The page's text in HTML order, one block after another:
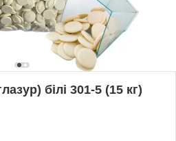
білі 301-5 (15 кг)